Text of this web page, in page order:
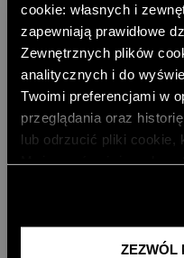
cookie: własnych i
zapewniają prawidłowe
Zewnętrznych plików
analitycznych i do
Twoimi preferencjami w
przeglądania oraz
lub odrzucić pliki cookie,
ZEZWÓL